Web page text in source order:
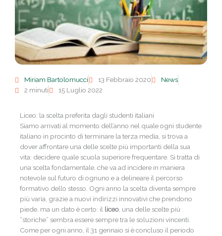
Miriam Bartolomucci 13 Febbraio 2020
News
2 minuti
15 Luglio 2022
Liceo: la scelta preferita dagli studenti italiani
Siamo arrivati al momento dell’anno nel quale ogni studente
italiano in procinto di terminare la terza media, si trova a
dover affrontare una delle scelte più importanti della sua
vita: decidere quale scuola superiore frequentare. Si tratta di
una scelta fondamentale, che va ad incidere in maniera
notevole sul futuro di ognuno e a delineare il percorso
formativo dello stesso. Ogni anno la scelta diventa sempre
più varia, grazie a nuovi indirizzi innovativi che prendono
piede, ma un dato è certo: il liceo, una delle scelte più
“storiche” sembra essere sempre tra le soluzioni vincenti.
Come per ogni anno, il 31 gennaio si è concluso il periodo